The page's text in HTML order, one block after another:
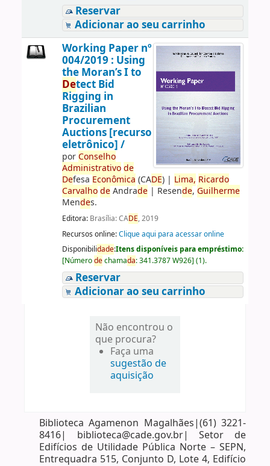
Reservar
Adicionar ao seu carrinho
Working Paper nº
004/2019 : Using
the Moran’s I to
Detect Bid
Rigging in
Brazilian
Procurement
Auctions [recurso
eletrônico] /
porConselho
Administrativo de
Defesa Econômica (CADE)| Lima, Ricardo
Carvalho deAndrade| Resende, Guilherme
Mendes.
Editora: Brasília: CADE, 2019
Recursos online:Clique aqui para acessar online
Disponibilidade:Itens disponíveis para empréstimo:
[Númerodechamada:341.3787 W926] (1).
Reservar
Adicionar ao seu carrinho
Não encontrou o
que procura?
Faça uma
sugestão de
aquisição
Biblioteca Agamenon Magalhães|(61) 3221-
8416| biblioteca@cade.gov.br| Setor de
Edifícios de Utilidade Pública Norte – SEPN,
Entrequadra 515, Conjunto D, Lote 4, Edifício